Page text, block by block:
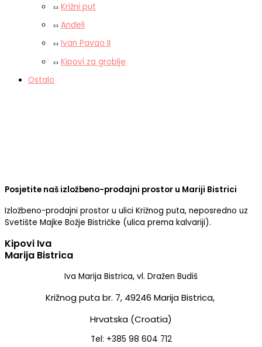
Križni put
Anđeli
Ivan Pavao II
Kipovi za groblje
Ostalo
Posjetite naš izložbeno-prodajni prostor u Mariji Bistrici
Izložbeno-prodajni prostor u ulici Križnog puta, neposredno uz
Svetište Majke Božje Bistričke (ulica prema kalvariji).
Kipovi Iva
Marija Bistrica
Iva Marija Bistrica, vl. Dražen Budiš
Križnog puta br. 7, 49246 Marija Bistrica,
Hrvatska (Croatia)
Tel: +385 98 604 712